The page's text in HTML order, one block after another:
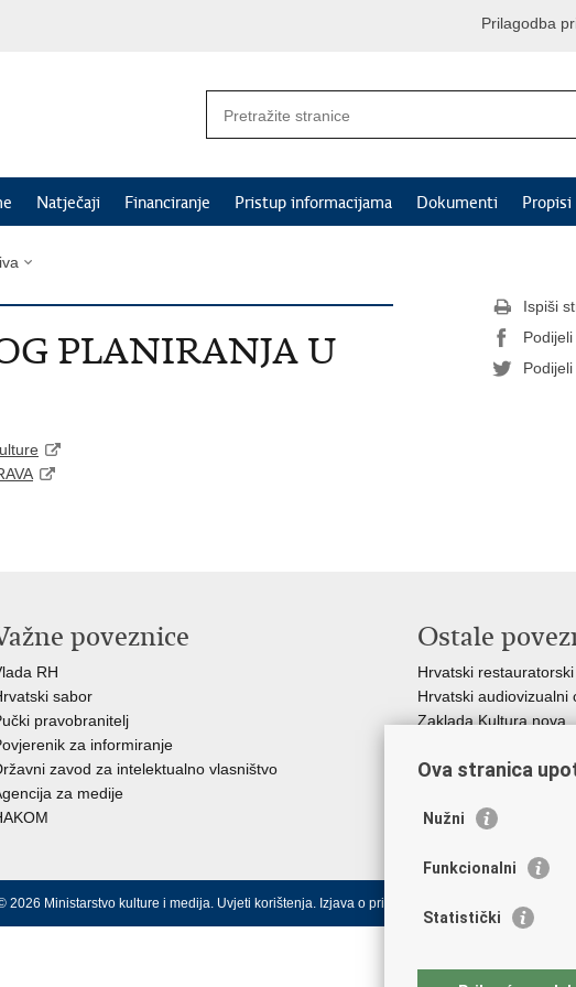
Prilagodba
Natječaji Financiranje Pristup informacijama Dokumenti Propisi
PLANIRANJA U
Ispiši
poveznice
RH
sabor
pravobranitelj
za informiranje
zavod za intelektualno vlasništvo
za medije
Ostale
Hrvatski
Hrvatski audiovizualni
Zaklada Kultura nova
Cultural heritage in EU
Međunarodni centar
2026 Ministarstvo kulture i medija. Uvjeti korištenja. Izjava o pristupačnosti
Ova stranica
Nužni
Funkcionalni
Statistički